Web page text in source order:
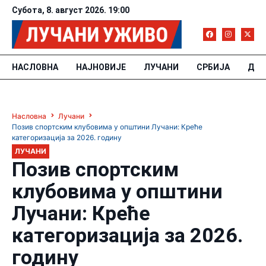
Субота, 8. август 2026. 19:00
НАСЛОВНА НАЈНОВИЈЕ ЛУЧАНИ СРБИЈА
Насловна
Лучани
Позив спортским клубовима у општини Лучани: Креће
категоризација за 2026. годину
ЛУЧАНИ
Позив спортским
клубовима у општини
Лучани: Креће
категоризација за 2026.
годину